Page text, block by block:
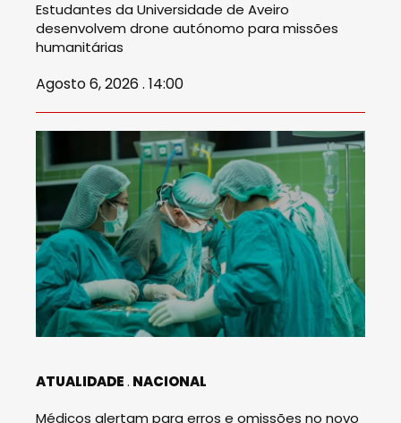
Estudantes da Universidade de Aveiro
desenvolvem drone autónomo para missões
humanitárias
Agosto 6, 2026 . 14:00
ATUALIDADE NACIONAL
Médicos alertam para erros e omissões no novo